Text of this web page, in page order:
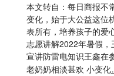
本文转自：每日商报不
变化，始于大公益这位
表所有，培养孩子的爱
志愿讲解2022年暑假
宣讲防雷电知识王鑫在
老奶奶相淡甚欢 小变化